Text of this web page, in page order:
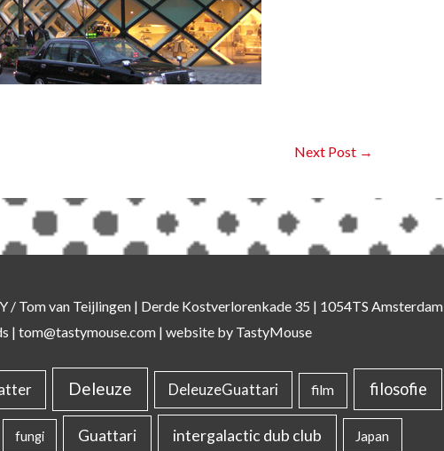
Next Post →
/ Tom van Teijlingen | Derde Kostverlorenkade 35 | 1054TS Amsterdam
| tom@tastymouse.com| website by TastyMouse
Deleuze DeleuzeGuattari film filosofie
fungi Guattari intergalactic dub club Japan